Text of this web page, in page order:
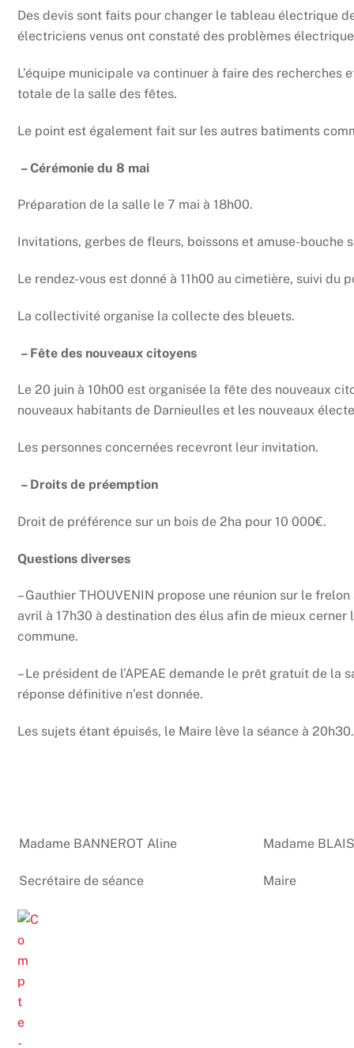
Des devis sont faits pour changer le tableau électrique
électriciens venus ont constaté des problèmes
L’équipe municipale va continuer à faire des recherches
totale de la salle des fêtes.
Le point est également fait sur les autres batiments
– Cérémonie du 8 mai
Préparation de la salle le 7 mai à 18h00.
Invitations, gerbes de fleurs, boissons et amuse-bouche
Le rendez-vous est donné à 11h00 au cimetière, suivi du
La collectivité organise la collecte des bleuets.
– Fête des nouveaux citoyens
Le 20 juin à 10h00 est organisée la fête des nouveaux
nouveaux habitants de Darnieulles et les nouveaux
Les personnes concernées recevront leur invitation.
– Droits de préemption
Droit de préférence sur un bois de 2ha pour 10 000€.
Questions diverses
– Gauthier THOUVENIN propose une réunion sur le
avril à 17h30 à destination des élus afin de mieux
commune.
– Le président de l’APEAE demande le prêt gratuit de la
réponse définitive n’est donnée.
Les sujets étant épuisés, le Maire lève la séance à 20h30.
Madame BANNEROT Aline
Secrétaire de séance
Madame
Maire